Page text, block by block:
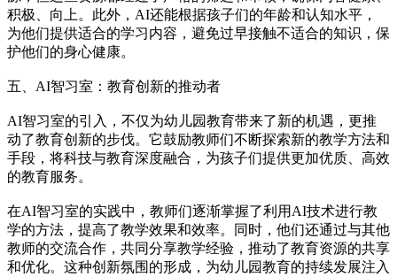
积极、向上。此外，AI还能根据孩子们的年龄和认知水平，
为他们提供适合的学习内容，避免过早接触不适合的知识，保
护他们的身心健康。
五、AI智习室：教育创新的推动者
AI智习室的引入，不仅为幼儿园教育带来了新的机遇，更推
动了教育创新的步伐。它鼓励教师们不断探索新的教学方法和
手段，将科技与教育深度融合，为孩子们提供更加优质、高效
的教育服务。
在AI智习室的实践中，教师们逐渐掌握了利用AI技术进行教
学的方法，提高了教学效果和效率。同时，他们还通过与其他
教师的交流合作，共同分享教学经验，推动了教育资源的共享
和优化。这种创新氛围的形成，为幼儿园教育的持续发展注入